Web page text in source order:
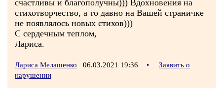
счастливы и благополучны))) Вдохновения на
стихотворчество, а то давно на Вашей страничке
не появлялось новых стихов)))
С сердечным теплом,
Лариса.
Лариса Мелашенко 06.03.2021 19:36 •
Заявить о
нарушении